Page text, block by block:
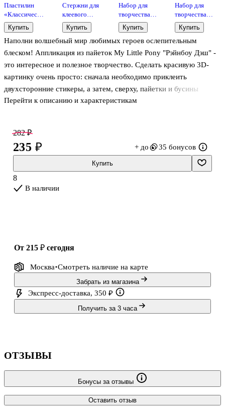
Наполни волшебный мир любимых героев ослепительным
блеском! Аппликация из пайеток My Little Pony "Рэйнбоу Дэш" -
это интересное и полезное творчество. Сделать красивую 3D-
картинку очень просто: сначала необходимо приклеить
двухсторонние стикеры, а затем, сверху, пайетки и бусины
нужного цвета. Это просто блестяще!
клейкой основой.
Перейти к описанию и характеристикам
Пластилин
«Классический»,
16 цветов,
320 г,
ГАММА
Купить
Стержни для
клеевого
пистолета,
d=7мм*18см,
7 штук
Купить
Набор для
творчества
ТМ Оригами
Пони.
Аппликация
из фольги.
кристаллов.
Арт.06360
Купить
Набор для
творчества
ТМ Оригами
Пони.
Жемчужная
аппликация с
Искорка.
Арт.06365
Купить
282 ₽
235 ₽ + до 35 бонусов
Купить
8
В наличии
от 215 ₽ сегодня
Москва Смотреть наличие на карте
Забрать из магазина
Экспресс-доставка, 350 ₽
Получить за 3 часа
ОТЗЫВЫ
Бонусы за отзывы
Оставить отзыв